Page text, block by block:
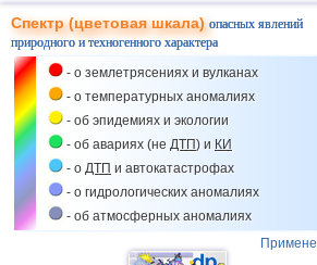
38 Франция 3,0
Спектр (цветовая шкала)опасных явлений
природного и техногенного характера
- о землетрясениях и вулканах
- о температурных аномалиях
- об эпидемиях и экологии
- об авариях (не ДТП) и КИ
- о ДТП и автокатастрофах
- о гидрологических аномалиях
- об атмосферных аномалиях